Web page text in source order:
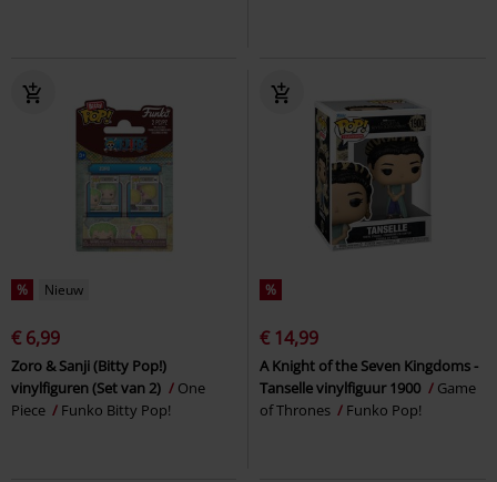
% Nieuw
€ 6,99
Zoro & Sanji (Bitty Pop!)
vinylfiguren (Set van 2)
One
Piece
Funko Bitty Pop!
%
€ 14,99
A Knight of the Seven Kingdoms -
Tanselle vinylfiguur 1900
Game
of Thrones
Funko Pop!